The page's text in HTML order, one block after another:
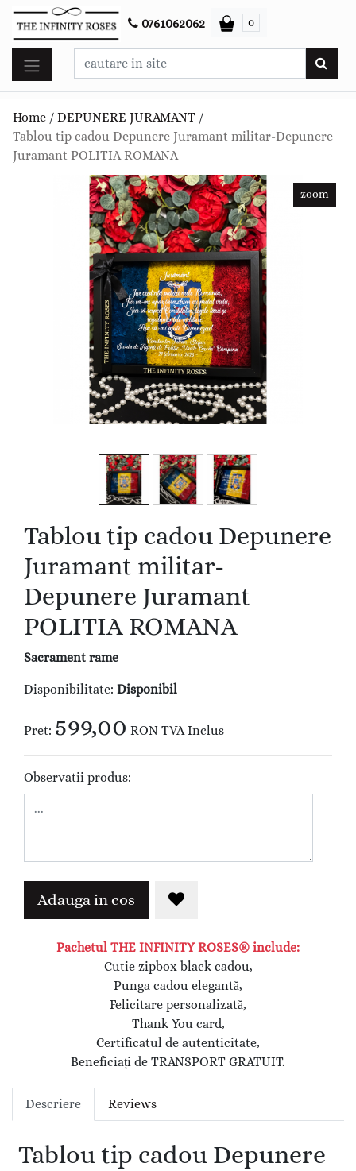
0761062062 0
Home / DEPUNERE JURAMANT /
Tablou tip cadou Depunere Juramant militar-Depunere
Juramant POLITIA ROMANA
zoom
Tablou tip cadou Depunere
Juramant militar-
Depunere Juramant
POLITIA ROMANA
Sacrament rame
Disponibilitate: Disponibil
Pret: 599,00 RON TVA Inclus
Observatii produs:
Adauga in cos
Pachetul THE INFINITY ROSES® include:
Cutie zipbox black cadou,
Punga cadou elegantă,
Felicitare personalizată,
Thank You card,
Certificatul de autenticitate,
Beneficiați de TRANSPORT GRATUIT.
Descriere Reviews
Tablou tip cadou Depunere